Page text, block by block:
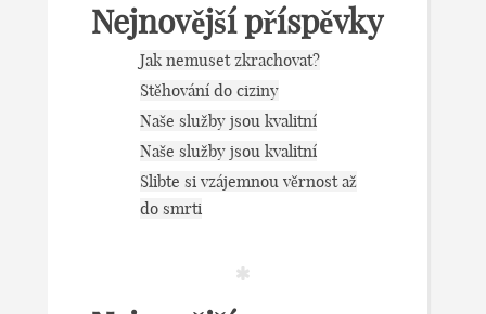
Nejnovější příspěvky
Jak nemuset zkrachovat?
Stěhování do ciziny
Naše služby jsou kvalitní
Naše služby jsou kvalitní
Slibte si vzájemnou věrnost až
do smrti